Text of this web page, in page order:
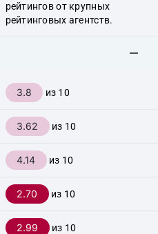
рейтингов от крупных
рейтинговых агентств.
3.8 из 10
3.62 из 10
4.14 из 10
2.70 из 10
2.99 из 10